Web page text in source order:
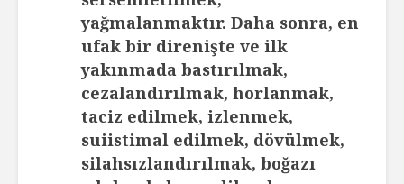
yağmalanmaktır. Daha sonra, en
ufak bir direnişte ve ilk
yakınmada bastırılmak,
cezalandırılmak, horlanmak,
taciz edilmek, izlenmek,
suiistimal edilmek, dövülmek,
silahsızlandırılmak, boğazı